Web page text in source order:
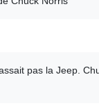
pas la Jeep.